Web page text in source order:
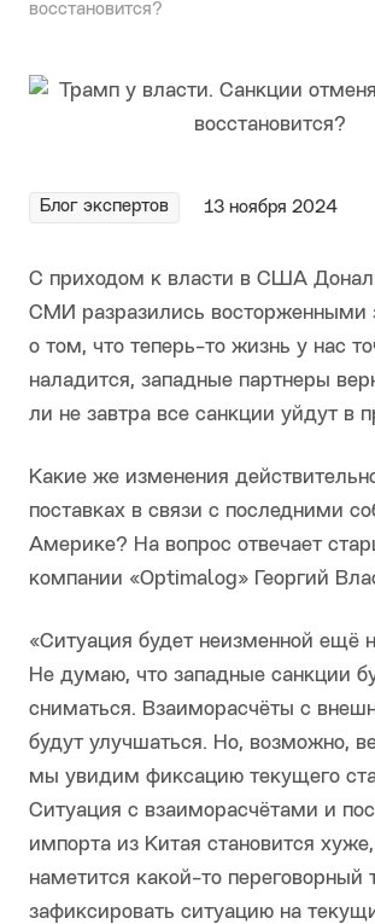
восстановится?
Блог экспертов 13 ноября 2024
С приходом к власти в США
СМИ разразились восторженными
о том, что теперь-то жизнь у нас
наладится, западные партнеры
ли не завтра все санкции уйдут в
Какие же изменения
поставках в связи с последними
Америке? На вопрос отвечает
компании «Optimalog» Георгий
«Ситуация будет неизменной ещё
Не думаю, что западные санкции
сниматься. Взаиморасчёты с
будут улучшаться. Но, возможно,
мы увидим фиксацию текущего
Ситуация с взаиморасчётами и
импорта из Китая становится
наметится какой-то переговорный
зафиксировать ситуацию на